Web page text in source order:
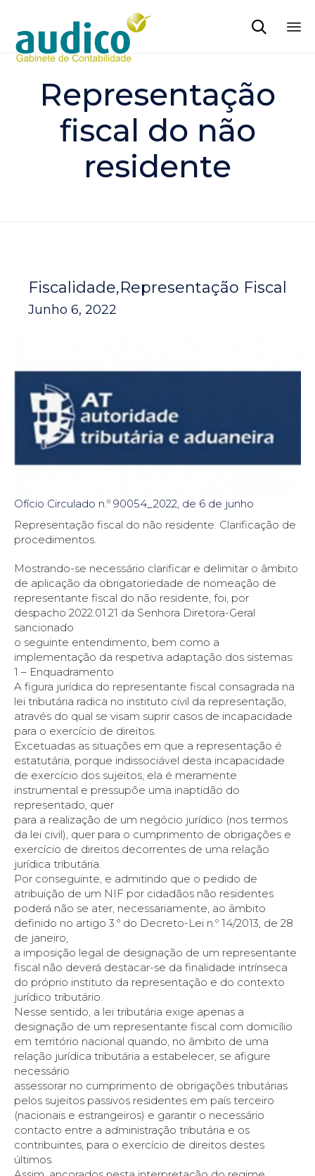

Representação
fiscal do não
residente
Fiscalidade Representação Fiscal
Junho 6, 2022
Ofício Circulado n.º 90054_2022, de 6 de junho
Representação fiscal do não residente. Clarificação de
procedimentos.
Mostrando-se necessário clarificar e delimitar o âmbito
de aplicação da obrigatoriedade de nomeação de
representante fiscal do não residente, foi, por
despacho 2022.01.21 da Senhora Diretora-Geral
sancionado
o seguinte entendimento, bem como a
implementação da respetiva adaptação dos sistemas:
1 – Enquadramento
A figura jurídica do representante fiscal consagrada na
lei tributária radica no instituto civil da representação,
através do qual se visam suprir casos de incapacidade
para o exercício de direitos.
Excetuadas as situações em que a representação é
estatutária, porque indissociável desta incapacidade
de exercício dos sujeitos, ela é meramente
instrumental e pressupõe uma inaptidão do
representado, quer
para a realização de um negócio jurídico (nos termos
da lei civil), quer para o cumprimento de obrigações e
exercício de direitos decorrentes de uma relação
jurídica tributária.
Por conseguinte, e admitindo que o pedido de
atribuição de um NIF por cidadãos não residentes
poderá não se ater, necessariamente, ao âmbito
definido no artigo 3.º do Decreto-Lei n.º 14/2013, de 28
de janeiro,
a imposição legal de designação de um representante
fiscal não deverá destacar-se da finalidade intrínseca
do próprio instituto da representação e do contexto
jurídico tributário.
Nesse sentido, a lei tributária exige apenas a
designação de um representante fiscal com domicílio
em território nacional quando, no âmbito de uma
relação jurídica tributária a estabelecer, se afigure
necessário
assessorar no cumprimento de obrigações tributárias
pelos sujeitos passivos residentes em país terceiro
(nacionais e estrangeiros) e garantir o necessário
contacto entre a administração tributária e os
contribuintes, para o exercício de direitos destes
últimos.